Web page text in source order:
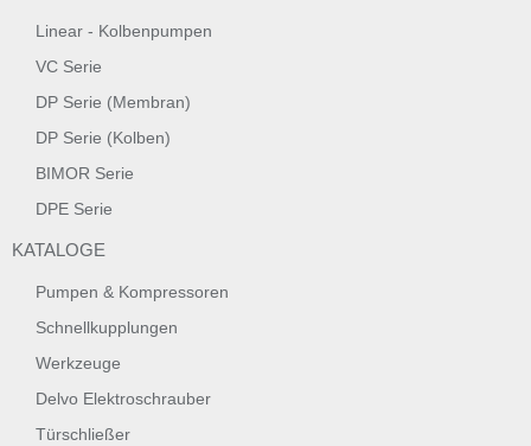
Linear - Kolbenpumpen
VC Serie
DP Serie (Membran)
DP Serie (Kolben)
BIMOR Serie
DPE Serie
KATALOGE
Pumpen & Kompressoren
Schnellkupplungen
Werkzeuge
Delvo Elektroschrauber
Türschließer